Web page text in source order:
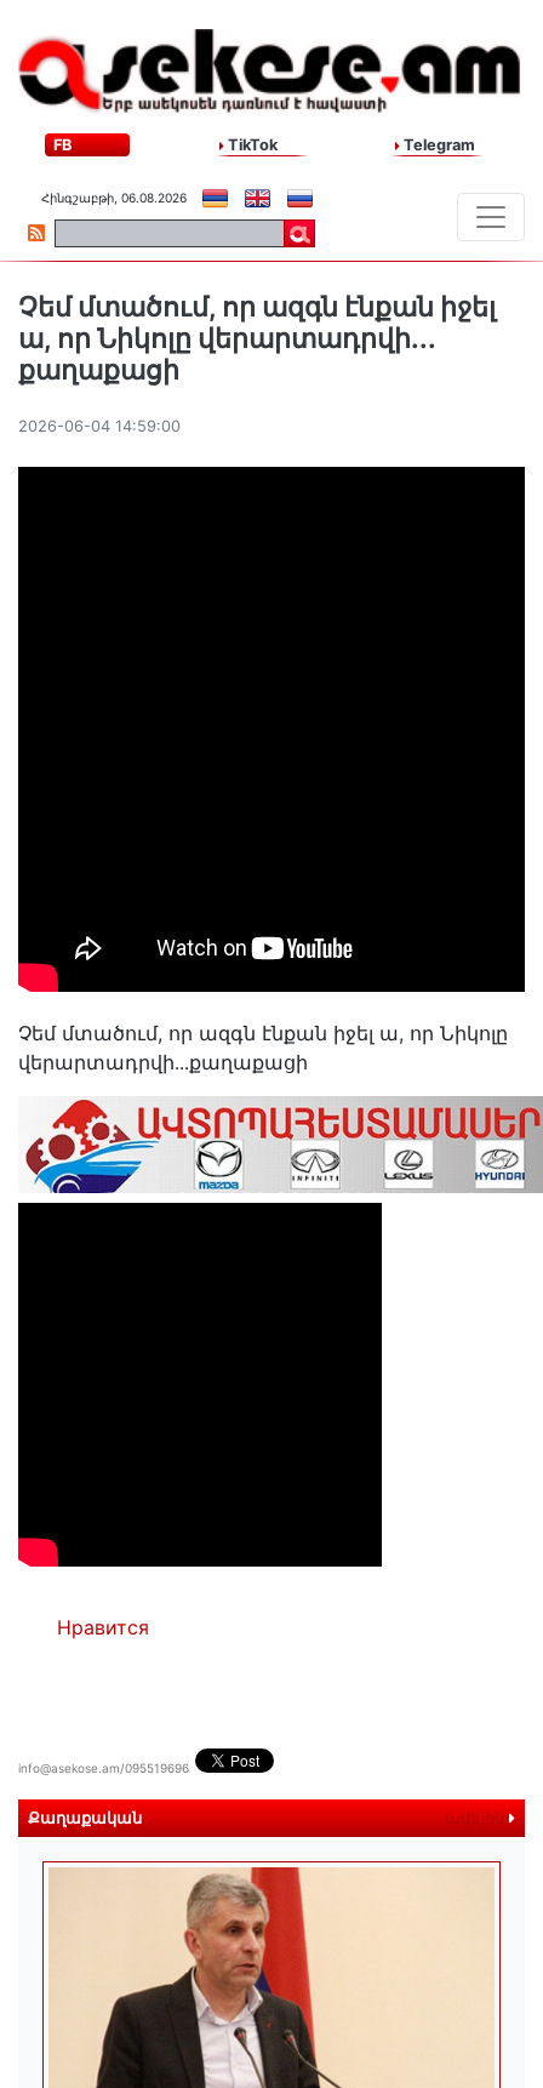
FB TikTok Telegram
Հինգշաբթի, 06.08.2026
Չեմ մտածում, որ ազգն էնքան իջել
ա, որ Նիկոլը վերարտադրվի․․․
քաղաքացի
2026-06-04 14:59:00
Չեմ մտածում, որ ազգն էնքան իջել ա, որ Նիկոլը
վերարտադրվի․․․քաղաքացի
Нравится
info@asekose.am/095519696
Քաղաքական ավելին